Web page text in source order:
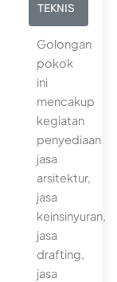
TEKNIS
Golongan
pokok
ini
mencakup
kegiatan
penyediaan
jasa
arsitektur,
jasa
keinsinyuran,
jasa
drafting,
jasa